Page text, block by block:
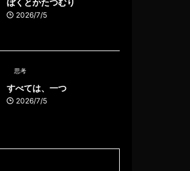
2026/7/5
思考
すべては、一つ
2026/7/5